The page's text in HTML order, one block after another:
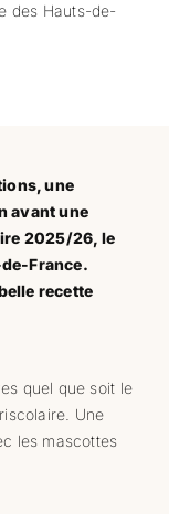
des Hauts-de-
une
avant une
2025/26, le
France.
recette
quel que soit le
Une
les mascottes